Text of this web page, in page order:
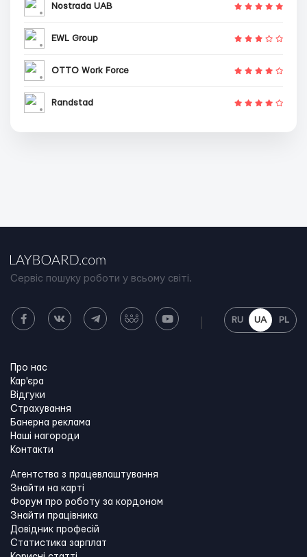
Nostrada UAB
EWL Group
OTTO Work Force
Randstad
Сервіс пошуку роботи у всьому світі.
RU UA PL
Про нас
Кар'єра
Відгуки
Страхування
Банерна реклама
Наші нагороди
Контакти
Агентства з працевлаштування
Знайти на карті
Форум про роботу за кордоном
Знайти працівника
Довідник професій
Статистика зарплат